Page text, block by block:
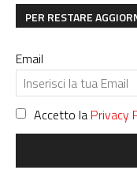
PER RESTARE
Email
Accetto la Privacy